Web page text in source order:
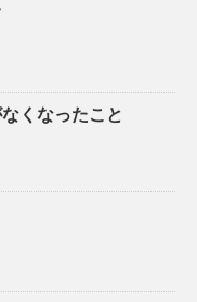
くなったこと